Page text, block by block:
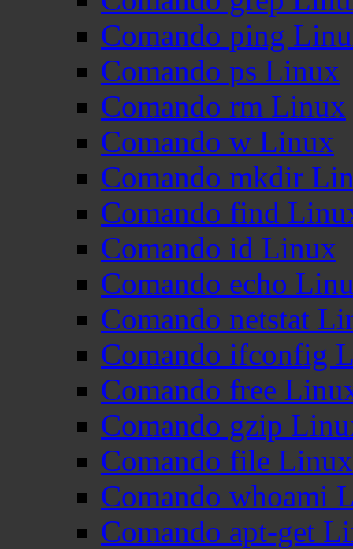
Comando ping
Comando ps Linux
Comando rm Linux
Comando w Linux
Comando mkdir
Comando find
Comando id Linux
Comando echo
Comando netstat
Comando ifconfig
Comando free
Comando gzip
Comando file Linux
Comando whoami
Comando apt-get